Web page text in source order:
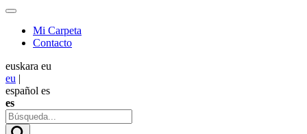
Mi Carpeta
Contacto
euskara eu
eu |
español es
es